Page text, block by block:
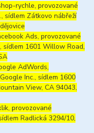
rychle, provozované
sídlem Zátkovo nábřeží
Ads, provozované
sídlem 1601 Willow Road,
AdWords,
Inc., sídlem 1600
View, CA 94043,
provozované
Radlická 3294/10,